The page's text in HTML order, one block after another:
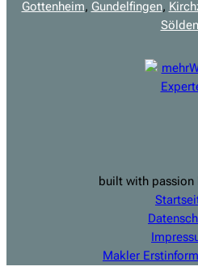
Gottenheim, Gundelfingen,
Sölden
built with passion
Makler